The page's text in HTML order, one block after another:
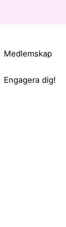
Medlemskap
Engagera dig!